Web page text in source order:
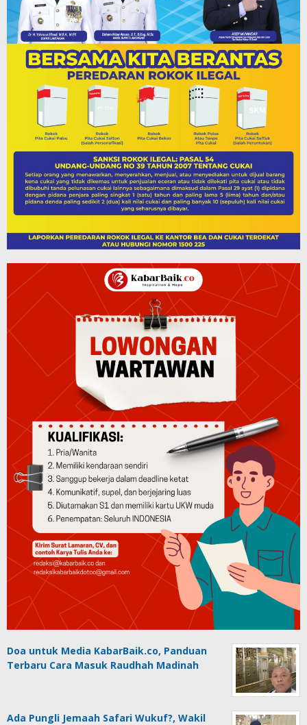
Doa untuk Media KabarBaik.co, Panduan
Terbaru Cara Masuk Raudhah Madinah
Ada Pungli Jemaah Safari Wukuf?, Wakil